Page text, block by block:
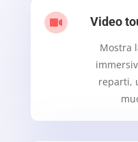
 Video
Mostra
reparti,